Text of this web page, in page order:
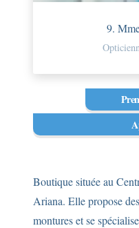
9.
Boutique située au
Ariana. Elle propose
montures et se